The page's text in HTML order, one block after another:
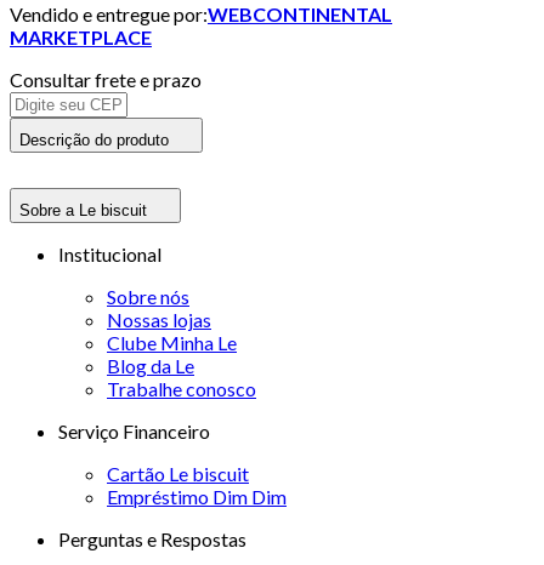
Vendido e entregue por:WEBCONTINENTAL
MARKETPLACE
Consultar frete e prazo
Descrição do produto
Sobre a Le biscuit
Institucional
Sobre nós
Nossas lojas
Clube Minha Le
Blog da Le
Trabalhe conosco
Serviço Financeiro
Cartão Le biscuit
Empréstimo Dim Dim
Perguntas e Respostas